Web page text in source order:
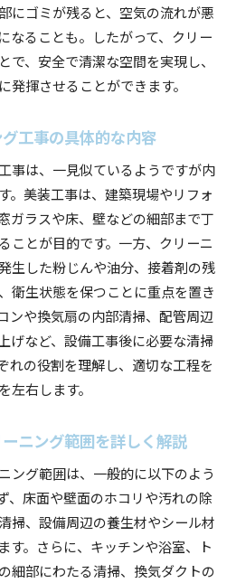
にゴミが残ると、空気の流れが悪
なることも。したがって、クリー
で、安全で清潔な空間を実現し、
揮させることができます。
工事の具体的な内容
事は、一見似ているようですが内
。美装工事は、建築現場やリフォ
ガラスや床、壁などの細部まで丁
ことが目的です。一方、クリーニ
生した粉じんや油分、接着剤の残
衛生状態を保つことに重点を置き
ンや換気扇の内部清掃、配管周辺
げなど、設備工事後に必要な清掃
れの役割を理解し、適切な工程を
左右します。
ニング範囲を詳しく解説
ング範囲は、一般的に以下のよう
、床面や壁面のホコリや汚れの除
掃、設備周辺の養生材やシール材
す。さらに、キッチンや浴室、ト
細部にわたる清掃、換気ダクトの